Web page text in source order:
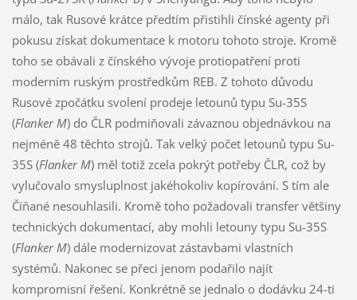
málo, tak Rusové krátce předtím přistihli čínské agenty při
pokusu získat dokumentace k motoru tohoto stroje. Kromě
toho se obávali z čínského vývoje protiopatření proti
moderním ruským prostředkům REB. Z tohoto důvodu
Rusové zpočátku svolení prodeje letounů typu Su-35S
(Flanker M) do ČLR podmiňovali závaznou objednávkou na
nejméně 48 těchto strojů. Tak velký počet letounů typu Su-
35S (Flanker M) měl totiž zcela pokrýt potřeby ČLR, což by
vylučovalo smysluplnost jakéhokoliv kopírování. S tím ale
Číňané nesouhlasili. Kromě toho požadovali transfer většiny
technických dokumentací, aby mohli letouny typu Su-35S
(Flanker M) dále modernizovat zástavbami vlastních
systémů. Nakonec se přeci jenom podařilo najít
kompromisní řešení. Konkrétně se jednalo o dodávku 24-ti